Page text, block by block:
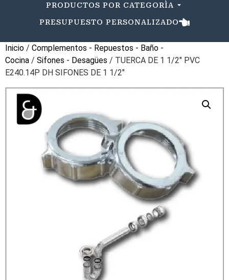
PRODUCTOS POR CATEGORÌA
PRESUPUESTO PERSONALIZADO
Inicio / Complementos - Repuestos - Baño -
Cocina / Sifones - Desagües / TUERCA DE 1 1/2″ PVC
E240.14P DH SIFONES DE 1 1/2″